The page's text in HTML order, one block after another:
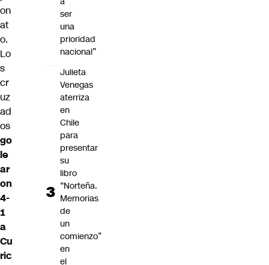
on
at
o.
Lo
s
cr
uz
ad
os
go
le
ar
on
4-
1
a
Cu
ric
ser
una
prioridad
nacional”
Julieta
Venegas
aterriza
en
Chile
para
presentar
su
libro
“Norteña.
Memorias
de
un
comienzo”
en
el